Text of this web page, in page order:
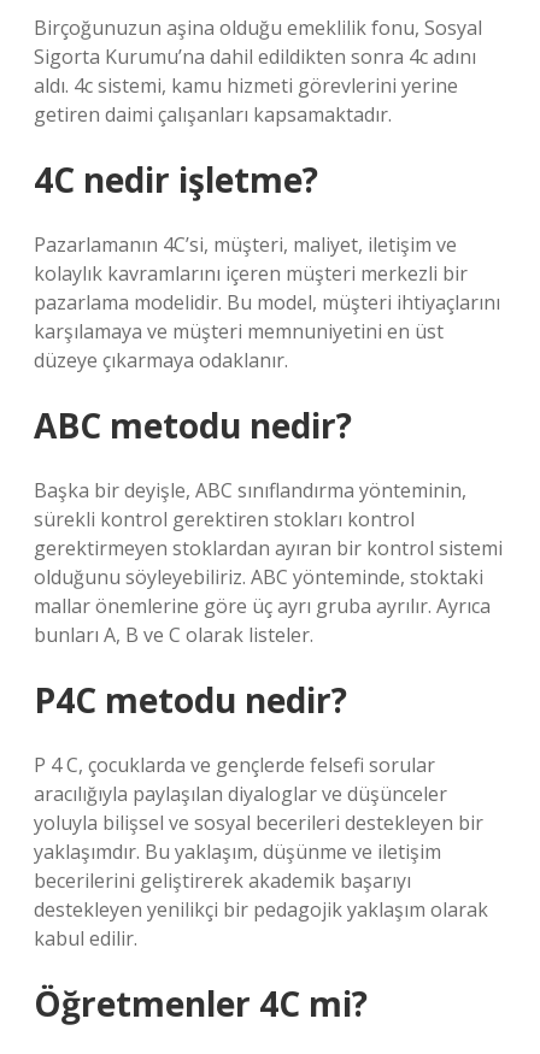
Birçoğunuzun aşina olduğu emeklilik fonu, Sosyal
Sigorta Kurumu’na dahil edildikten sonra 4c adını
aldı. 4c sistemi, kamu hizmeti görevlerini yerine
getiren daimi çalışanları kapsamaktadır.
4C nedir işletme?
Pazarlamanın 4C’si, müşteri, maliyet, iletişim ve
kolaylık kavramlarını içeren müşteri merkezli bir
pazarlama modelidir. Bu model, müşteri ihtiyaçlarını
karşılamaya ve müşteri memnuniyetini en üst
düzeye çıkarmaya odaklanır.
ABC metodu nedir?
Başka bir deyişle, ABC sınıflandırma yönteminin,
sürekli kontrol gerektiren stokları kontrol
gerektirmeyen stoklardan ayıran bir kontrol sistemi
olduğunu söyleyebiliriz. ABC yönteminde, stoktaki
mallar önemlerine göre üç ayrı gruba ayrılır. Ayrıca
bunları A, B ve C olarak listeler.
P4C metodu nedir?
P 4 C, çocuklarda ve gençlerde felsefi sorular
aracılığıyla paylaşılan diyaloglar ve düşünceler
yoluyla bilişsel ve sosyal becerileri destekleyen bir
yaklaşımdır. Bu yaklaşım, düşünme ve iletişim
becerilerini geliştirerek akademik başarıyı
destekleyen yenilikçi bir pedagojik yaklaşım olarak
kabul edilir.
Öğretmenler 4C mi?